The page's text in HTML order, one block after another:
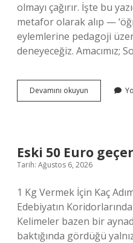
olmayı çağırır. İşte bu
metafor olarak alıp —
eylemlerine pedagoji
deneyeceğiz. Amacımız;
Devamını okuyun
eti
Eski 50 Euro
Tarih: Ağustos 6, 2026
1 Kg Vermek İçin Kaç
Edebiyatın
Kelimeler bazen bir
baktığında gördüğü